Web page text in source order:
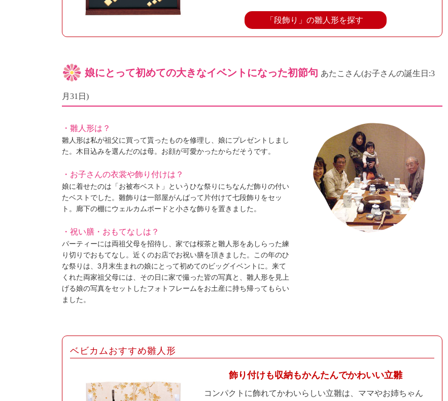
「段飾り」の雛人形を探す
娘にとって初めての大きなイベントになった初節句 あたこさん(お子さんの誕生日:3
月31日)
・雛人形は？
雛人形は私が祖父に買って貰ったものを修理し、娘にプレゼントしまし
た。木目込みを選んだのは母。お顔が可愛かったからだそうです。
・お子さんの衣裳や飾り付けは？
娘に着せたのは「お被布ベスト」というひな祭りにちなんだ飾りの付い
たベストでした。雛飾りは一部屋がんばって片付けて七段飾りをセッ
ト。廊下の棚にウェルカムボードと小さな飾りを置きました。
・祝い膳・おもてなしは？
パーティーには両祖父母を招待し、家では桜茶と雛人形をあしらった練
り切りでおもてなし。近くのお店でお祝い膳を頂きました。この年のひ
な祭りは、3月末生まれの娘にとって初めてのビッグイベントに。来て
くれた両家祖父母には、その日に家で撮った皆の写真と、雛人形を見上
げる娘の写真をセットしたフォトフレームをお土産に持ち帰ってもらい
ました。
ベビカムおすすめ雛人形
飾り付けも収納もかんたんでかわいい立雛
コンパクトに飾れてかわいらしい立雛は、ママやお姉ちゃん